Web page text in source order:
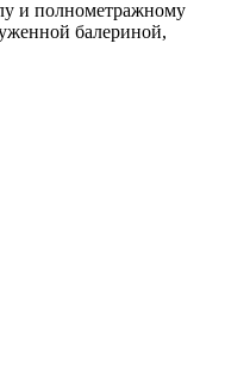
и полнометражному
балериной,